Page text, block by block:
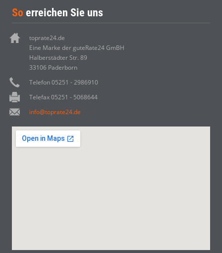
So erreichen Sie uns
toprate24.de
Eine Marke der guteRate24 GmBH
Halberstädter Str. 89
33106 Paderborn
Telefon 05251 - 2986910
Telefax 05251 - 5068644
info@toprate24.de